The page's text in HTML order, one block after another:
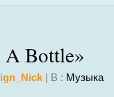
A Bottle»
| В : Музыка